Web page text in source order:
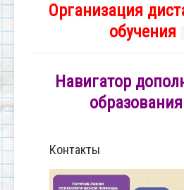
Организация
обучения
Навигатор
Контакты